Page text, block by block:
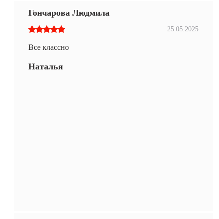
Гончарова Людмила
25.05.2025
Все классно
Наталья